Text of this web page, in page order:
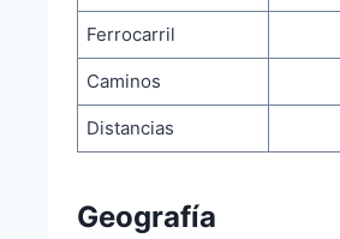
Ferrocarril
Caminos
Distancias
Geografía